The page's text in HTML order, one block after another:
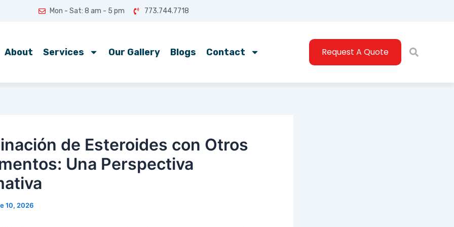
Mon - Sat: 8 am - 5 pm 773.744.7718
About Services Our Gallery Blogs Contact Request A Quote
de Esteroides con Otros
Una Perspectiva
10, 2026